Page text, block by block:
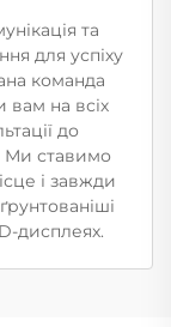
та
для успіху
команда
вам на всіх
до
Ми ставимо
і завжди
дисплеях.